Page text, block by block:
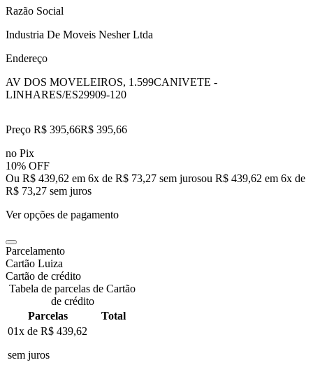
Razão Social
Industria De Moveis Nesher Ltda
Endereço
AV DOS MOVELEIROS, 1.599CANIVETE -
LINHARES/ES29909-120
Preço R$ 395,66R$ 395,66
no Pix
10% OFF
Ou R$ 439,62 em 6x de R$ 73,27 sem jurosou R$ 439,62 em 6x de
R$ 73,27 sem juros
Ver opções de pagamento
Parcelamento
Cartão Luiza
Cartão de crédito
Tabela de parcelas de Cartão
de crédito
Parcelas
Total
01x de R$ 439,62
sem juros